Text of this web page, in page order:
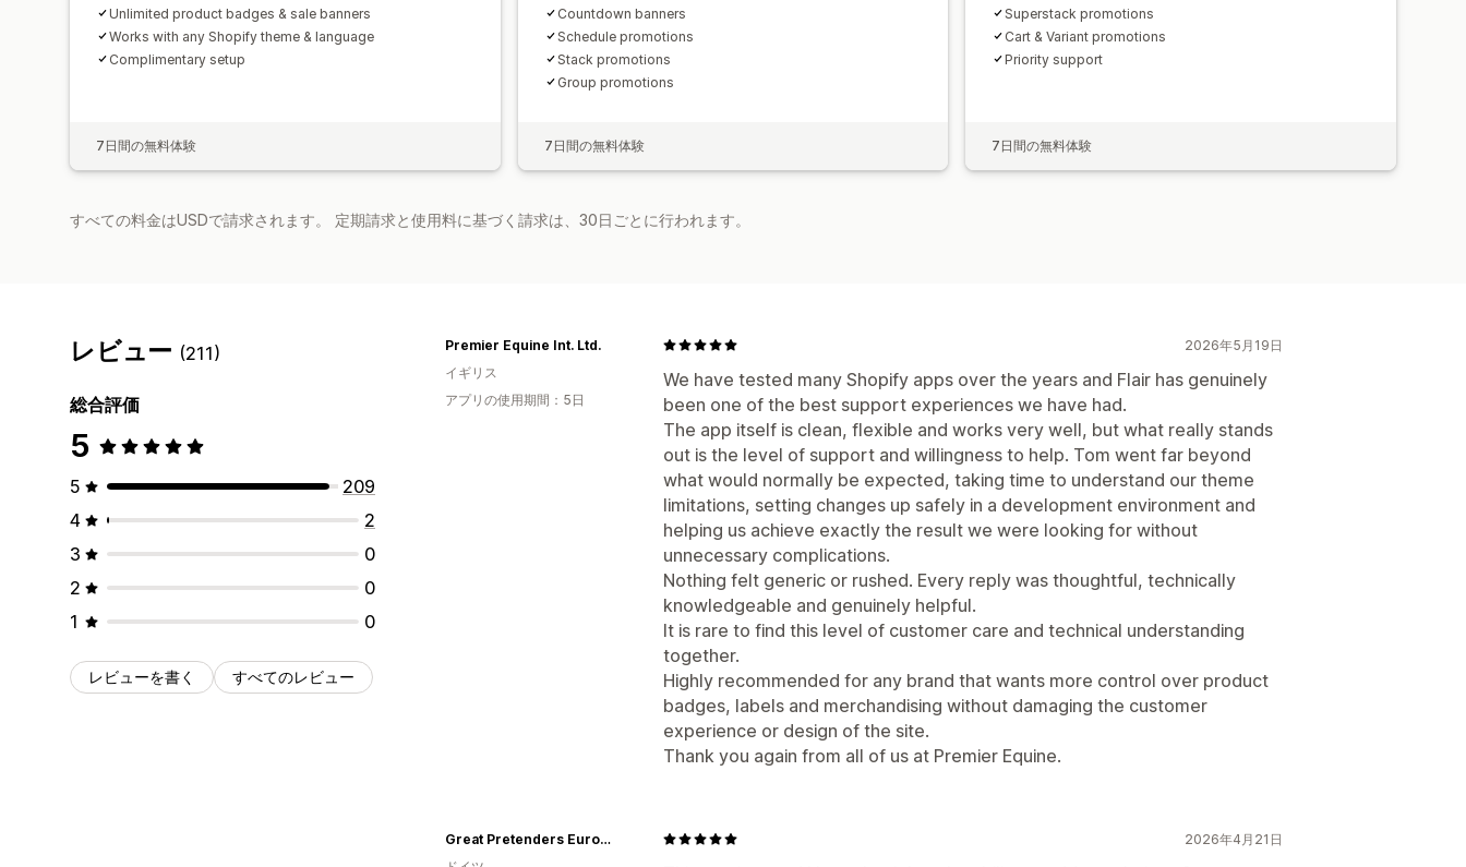
Unlimited product badges & sale banners
Works with any Shopify theme & language
Complimentary setup
7日間の無料体験
Countdown banners
Schedule promotions
Stack promotions
Group promotions
7日間の無料体験
Superstack promotions
Cart & Variant promotions
Priority support
7日間の無料体験
すべての料金はUSDで請求されます。 定期請求と使用料に基づく請求は、30日ごとに行われます。
レビュー (211)
総合評価
5
5
209
4
2
3
0
2
0
1
0
レビューを書く すべてのレビュー
2026年5月19日
We have tested many Shopify apps over the years and Flair has genuinely
been one of the best support experiences we have had.
The app itself is clean, flexible and works very well, but what really stands
out is the level of support and willingness to help. Tom went far beyond
what would normally be expected, taking time to understand our theme
limitations, setting changes up safely in a development environment and
helping us achieve exactly the result we were looking for without
unnecessary complications.
Nothing felt generic or rushed. Every reply was thoughtful, technically
knowledgeable and genuinely helpful.
It is rare to find this level of customer care and technical understanding
together.
Highly recommended for any brand that wants more control over product
badges, labels and merchandising without damaging the customer
experience or design of the site.
Thank you again from all of us at Premier Equine.
Premier Equine Int. Ltd.
イギリス
アプリの使用期間：5日
2026年4月21日
Great Pretenders Europe GmbH